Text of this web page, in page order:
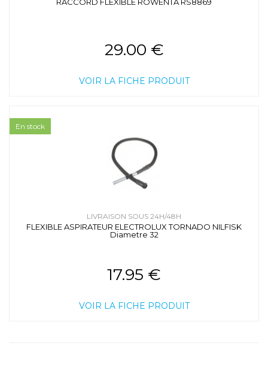
29.00 €
VOIR LA FICHE PRODUIT
LIVRAISON SOUS 24H/48H
FLEXIBLE ASPIRATEUR ELECTROLUX TORNADO NILFISK
Diametre 32
17.95 €
VOIR LA FICHE PRODUIT
En stock